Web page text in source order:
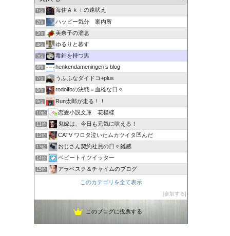
1位 海住Ａｋｉの遠吠え
2位 ハッピー気分 案内所
3位 美奈子の溜息
4位 ゆるりと暮す
5位 毒針を持つ男
6位 henkendameningen’s blog
7位 うふふなダイドコ+plus
8位 rodolfoの決戦＝血栓な日々
9位 Run太郎が走る！！
10位 恋愛小説文庫 花模様
11位 鬼嫁は、今日も元気に吠える！
12位 CATV ワロタ泣いたムカツイタ凹んだ
13位 おじさん契約社員の日々雑感
14位 ベビートイツイッター
15位 アラベスク＆チャイムのブログ
このカテゴリを全て表示
参加する
このブログに投票する